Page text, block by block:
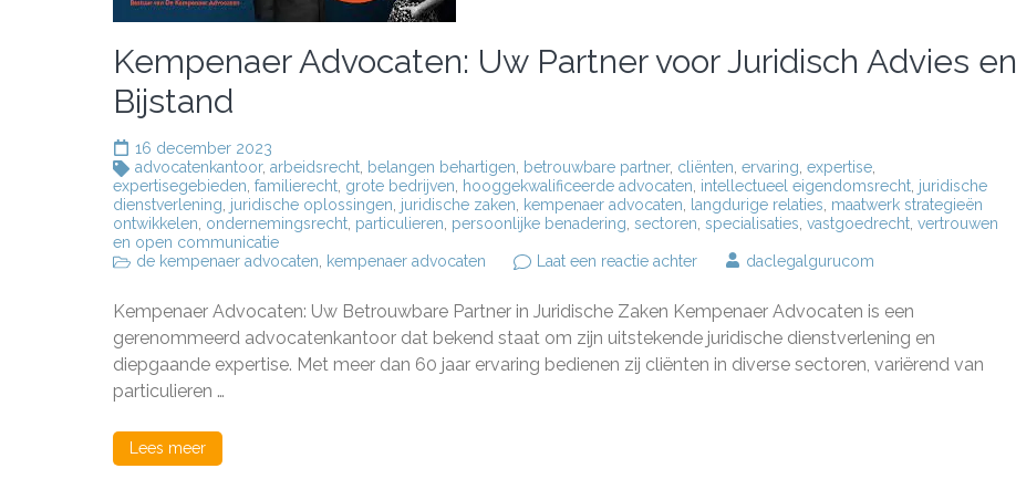
Kempenaer Advocaten: Uw Partner voor Juridisch Advies en
Bijstand
16 december 2023
advocatenkantoor, arbeidsrecht belangen behartigen betrouwbare partner, cliënten ervaring expertise
expertisegebieden familierecht grote bedrijven hooggekwalificeerde advocaten intellectueel eigendomsrecht juridische
dienstverlening juridische oplossingen juridische zaken kempenaer advocaten langdurige relaties maatwerk strategieën
ontwikkelen ondernemingsrecht particulieren persoonlijke benadering sectoren specialisaties vastgoedrecht vertrouwen
en open communicatie
de kempenaer advocaten
kempenaer advocaten Laat een reactie achterop
Uw
Partner
voor
Juridisch
daclegalgurucom
Kempenaer Advocaten: Uw Betrouwbare Partner in Juridische Zaken Kempenaer Advocaten is een
gerenommeerd advocatenkantoor dat bekend staat om zijn uitstekende juridische dienstverlening en
diepgaande expertise. Met meer dan 60 jaar ervaring bedienen zij cliënten in diverse sectoren, variërend van
particulieren …
Lees meer